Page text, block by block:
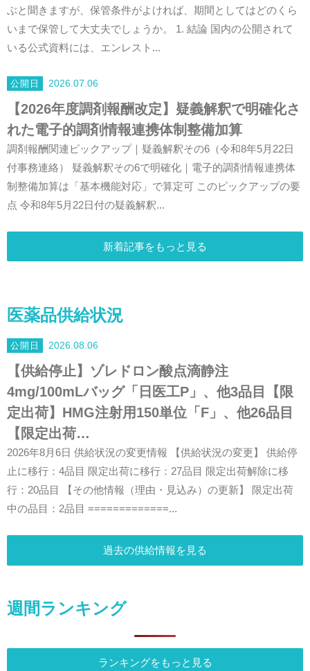
ぶと聞きますが、保管条件がよければ、期間としてはどのくら
いまで保管して大丈夫でしょうか。 1. 結論 国内の公開されて
いる公式資料には、エンレスト...
2026.07.06
【2026年度調剤報酬改定】疑義解釈で明確化さ
れた電子的調剤情報連携体制整備加算
調剤報酬関連ピックアップ｜疑義解釈その6（令和8年5月22日
付事務連絡） 疑義解釈その6で明確化｜電子的調剤情報連携体
制整備加算は「基本機能対応」で算定可 このピックアップの要
点 令和8年5月22日付の疑義解釈...
新着記事をもっと見る
医薬品供給状況
2026.08.06
【供給停止】ゾレドロン酸点滴静注
4mg/100mLバッグ「日医工P」、他3品目【限
定出荷】HMG注射用150単位「F」、他26品目
【限定出荷…
2026年8月6日 供給状況の変更情報 【供給状況の変更】 供給停
止に移行：4品目 限定出荷に移行：27品目 限定出荷解除に移
行：20品目 【その他情報（理由・見込み）の更新】 限定出荷
中の品目：2品目 =============...
過去の供給情報を見る
週間ランキング
ランキングをもっと見る